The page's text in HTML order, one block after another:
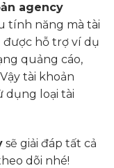
agency
tính năng mà tài
được hỗ trợ ví dụ
quảng cáo,
tài khoản
dụng loại tài
sẽ giải đáp tất cả
dõi nhé!